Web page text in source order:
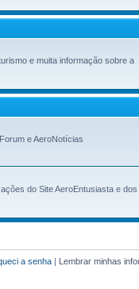
e muita informação sobre a
e AeroNotícias
do Site AeroEntusiasta e dos
a senha | Lembrar minhas